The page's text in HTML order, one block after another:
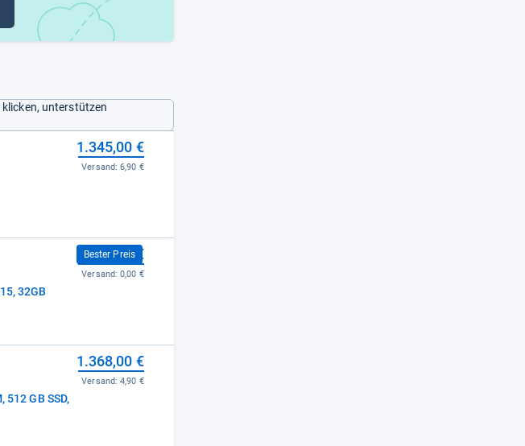
unterstützen
1.345,00 €
Versand:6,90 €
32GB
Bester Preis
1.347,00 €
Versand:0,00 €
512 GB SSD,
1.368,00 €
Versand:4,90 €